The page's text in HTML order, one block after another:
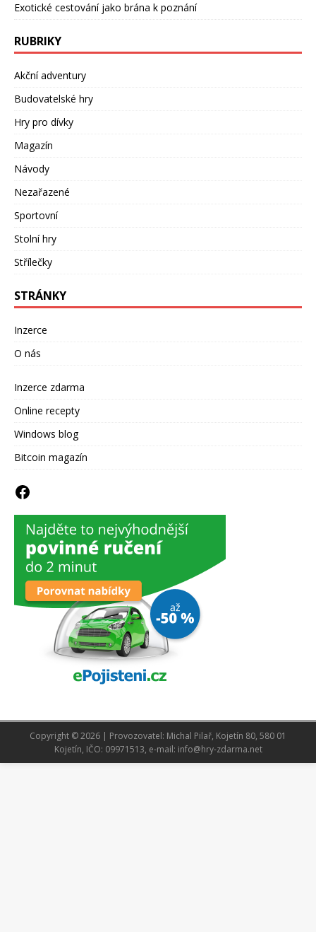
Exotické cestování jako brána k poznání
RUBRIKY
Akční adventury
Budovatelské hry
Hry pro dívky
Magazín
Návody
Nezařazené
Sportovní
Stolní hry
Střílečky
STRÁNKY
Inzerce
O nás
Inzerce zdarma
Online recepty
Windows blog
Bitcoin magazín
Copyright © 2026 | Provozovatel: Michal Pilař, Kojetín 80, 580 01
Kojetín, IČO: 09971513, e-mail: info@hry-zdarma.net